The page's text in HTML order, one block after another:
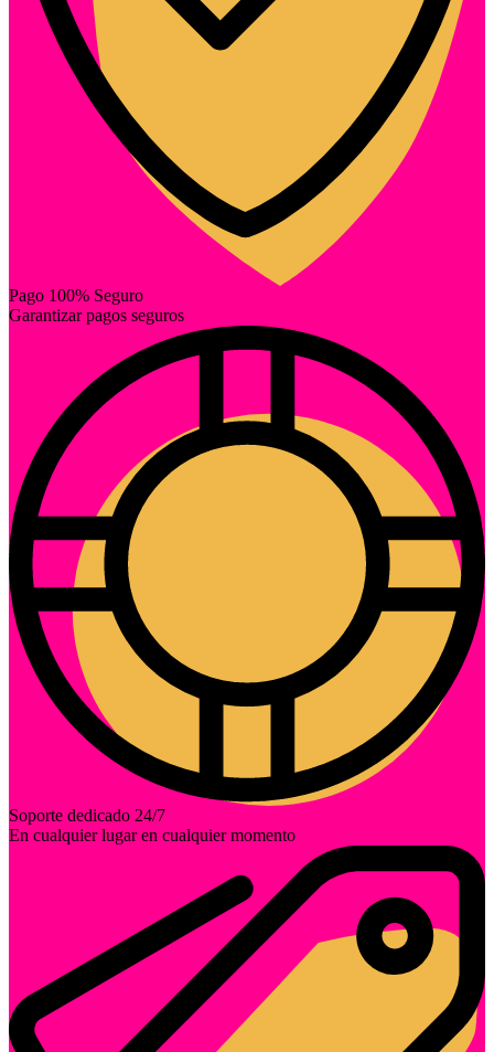
Pago 100% Seguro
Garantizar pagos seguros
Soporte dedicado 24/7
En cualquier lugar en cualquier momento